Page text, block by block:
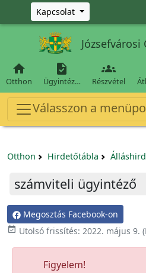
Ugrás a fő tartalomra
Kapcsolat

Otthon

Ügyintéz…

Részvétel
Válasszon a
Otthon Hirdetőtábla
számviteli ügyintéző
Megosztás Facebook-on
 Utolsó frissítés: 2022. május 9.
Figyelem!